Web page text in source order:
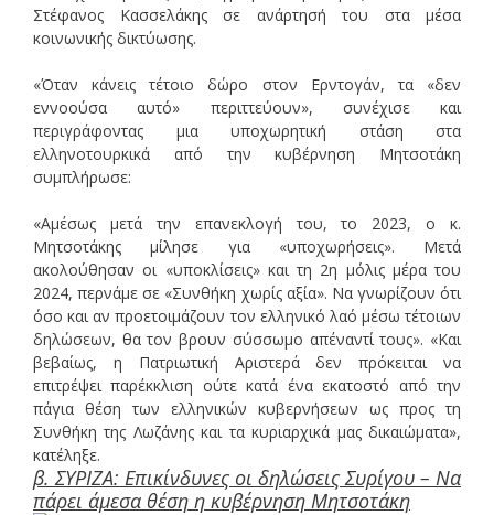
Στέφανος Κασσελάκης σε ανάρτησή του στα μέσα
κοινωνικής δικτύωσης.
«Όταν κάνεις τέτοιο δώρο στον Ερντογάν, τα «δεν
εννοούσα αυτό» περιττεύουν», συνέχισε και
περιγράφοντας μια υποχωρητική στάση στα
ελληνοτουρκικά από την κυβέρνηση Μητσοτάκη
συμπλήρωσε:
«Αμέσως μετά την επανεκλογή του, το 2023, ο κ.
Μητσοτάκης μίλησε για «υποχωρήσεις». Μετά
ακολούθησαν οι «υποκλίσεις» και τη 2η μόλις μέρα του
2024, περνάμε σε «Συνθήκη χωρίς αξία». Να γνωρίζουν ότι
όσο και αν προετοιμάζουν τον ελληνικό λαό μέσω τέτοιων
δηλώσεων, θα τον βρουν σύσσωμο απέναντί τους». «Και
βεβαίως, η Πατριωτική Αριστερά δεν πρόκειται να
επιτρέψει παρέκκλιση ούτε κατά ένα εκατοστό από την
πάγια θέση των ελληνικών κυβερνήσεων ως προς τη
Συνθήκη της Λωζάνης και τα κυριαρχικά μας δικαιώματα»,
κατέληξε.
β. ΣΥΡΙΖΑ: Επικίνδυνες οι δηλώσεις Συρίγου – Να
πάρει άμεσα θέση η κυβέρνηση Μητσοτάκη